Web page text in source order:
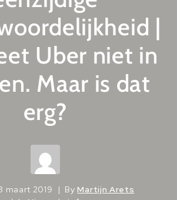
|
Uber niet in
Maar is dat
erg?
maart 2019 ByMartijn Arets